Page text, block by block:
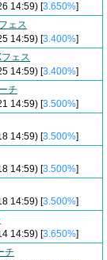
14:59) [3.650%]
ェス
14:59) [3.400%]
ェス
14:59) [3.400%]
チ
14:59) [3.500%]
14:59) [3.500%]
14:59) [3.500%]
14:59) [3.500%]
14:59) [3.650%]
チ